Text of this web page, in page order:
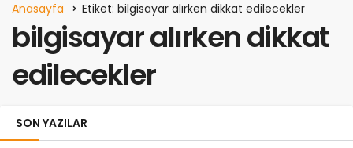
Anasayfa Etiket: bilgisayar alırken dikkat edilecekler
bilgisayar alırken dikkat
edilecekler
SON YAZILAR